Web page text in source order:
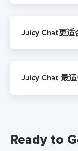
Juicy Chat更适
Juicy Chat 最
Ready to